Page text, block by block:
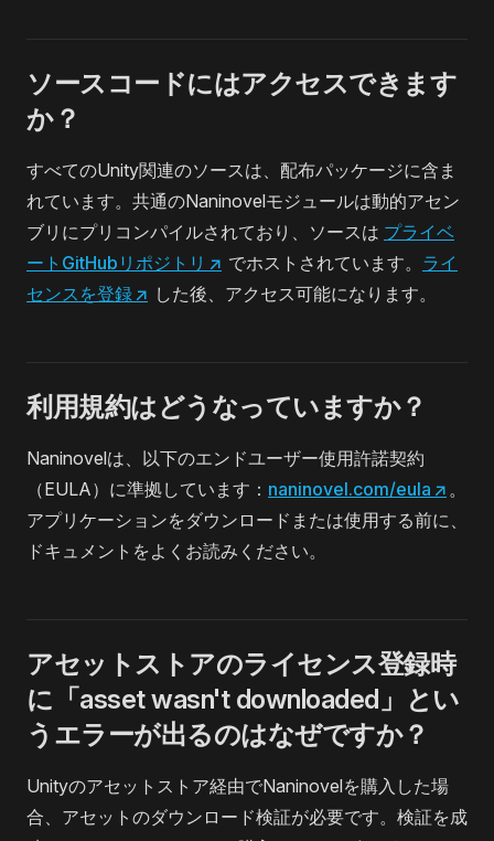
ソースコードにはアクセスできます
か？
すべてのUnity関連のソースは、配布パッケージに含ま
れています。共通のNaninovelモジュールは動的アセン
ブリにプリコンパイルされており、ソースは プライベ
ートGitHubリポジトリ ↗ でホストされています。 ライ
センスを登録↗ した後、アクセス可能になります。
利用規約はどうなっていますか？
Naninovelは、以下のエンドユーザー使用許諾契約
（EULA）に準拠しています： naninovel.com/eula↗ 。
アプリケーションをダウンロードまたは使用する前に、
ドキュメントをよくお読みください。
アセットストアのライセンス登録時
に「asset wasn't downloaded」とい
うエラーが出るのはなぜですか？
Unityのアセットストア経由でNaninovelを購入した場
合、アセットのダウンロード検証が必要です。検証を成